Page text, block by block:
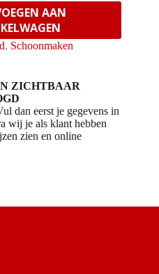
AAN
, Schoonmaken
ZICHTBAAR
dan eerst je gegevens in
wij je als klant hebben
zien en online